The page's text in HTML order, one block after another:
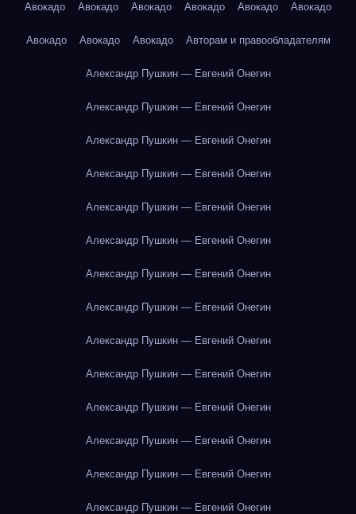
Авокадо Авокадо Авокадо Авокадо Авокадо Авокадо
Авокадо Авокадо Авокадо Авторам и правообладателям
Александр Пушкин — Евгений Онегин
Александр Пушкин — Евгений Онегин
Александр Пушкин — Евгений Онегин
Александр Пушкин — Евгений Онегин
Александр Пушкин — Евгений Онегин
Александр Пушкин — Евгений Онегин
Александр Пушкин — Евгений Онегин
Александр Пушкин — Евгений Онегин
Александр Пушкин — Евгений Онегин
Александр Пушкин — Евгений Онегин
Александр Пушкин — Евгений Онегин
Александр Пушкин — Евгений Онегин
Александр Пушкин — Евгений Онегин
Александр Пушкин — Евгений Онегин